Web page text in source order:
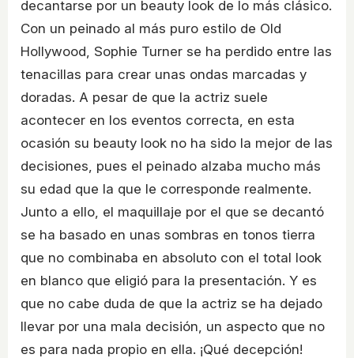
decantarse por un beauty look de lo más clásico.
Con un peinado al más puro estilo de Old
Hollywood, Sophie Turner se ha perdido entre las
tenacillas para crear unas ondas marcadas y
doradas. A pesar de que la actriz suele
acontecer en los eventos correcta, en esta
ocasión su beauty look no ha sido la mejor de las
decisiones, pues el peinado alzaba mucho más
su edad que la que le corresponde realmente.
Junto a ello, el maquillaje por el que se decantó
se ha basado en unas sombras en tonos tierra
que no combinaba en absoluto con el total look
en blanco que eligió para la presentación. Y es
que no cabe duda de que la actriz se ha dejado
llevar por una mala decisión, un aspecto que no
es para nada propio en ella. ¡Qué decepción!